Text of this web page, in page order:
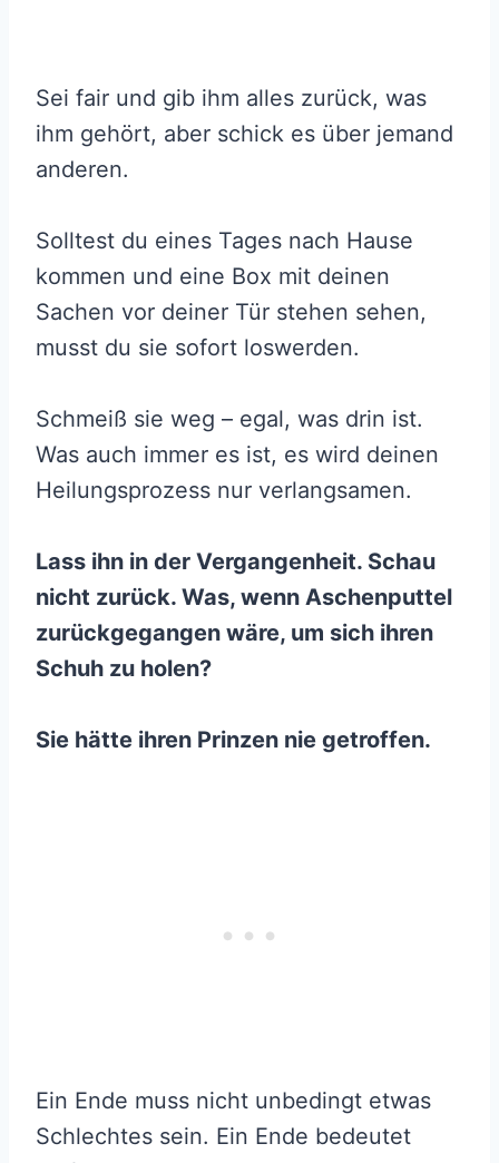
Sei fair und gib ihm alles zurück, was
ihm gehört, aber schick es über jemand
anderen.
Solltest du eines Tages nach Hause
kommen und eine Box mit deinen
Sachen vor deiner Tür stehen sehen,
musst du sie sofort loswerden.
Schmeiß sie weg – egal, was drin ist.
Was auch immer es ist, es wird deinen
Heilungsprozess nur verlangsamen.
Lass ihn in der Vergangenheit. Schau
nicht zurück. Was, wenn Aschenputtel
zurückgegangen wäre, um sich ihren
Schuh zu holen?
Sie hätte ihren Prinzen nie getroffen.
Ein Ende muss nicht unbedingt etwas
Schlechtes sein. Ein Ende bedeutet